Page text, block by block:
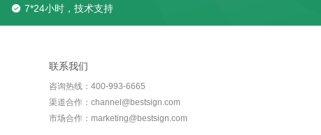
7*24小时，技术支持
联系我们
咨询热线：400-993-6665
渠道合作：channel@bestsign.com
市场合作：marketing@bestsign.com